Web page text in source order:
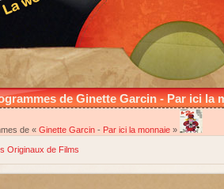
de Ginette Garcin - Par ici la
de « Ginette Garcin - Par ici la monnaie »
Originaux de Films